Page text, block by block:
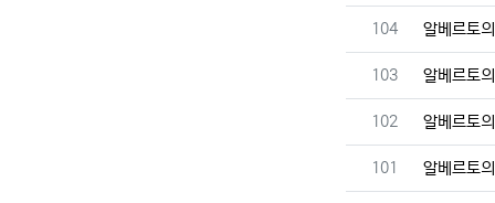
번호
104 알베르토
번호
103 알베르토
번호
102 알베르토
번호
101 알베르토